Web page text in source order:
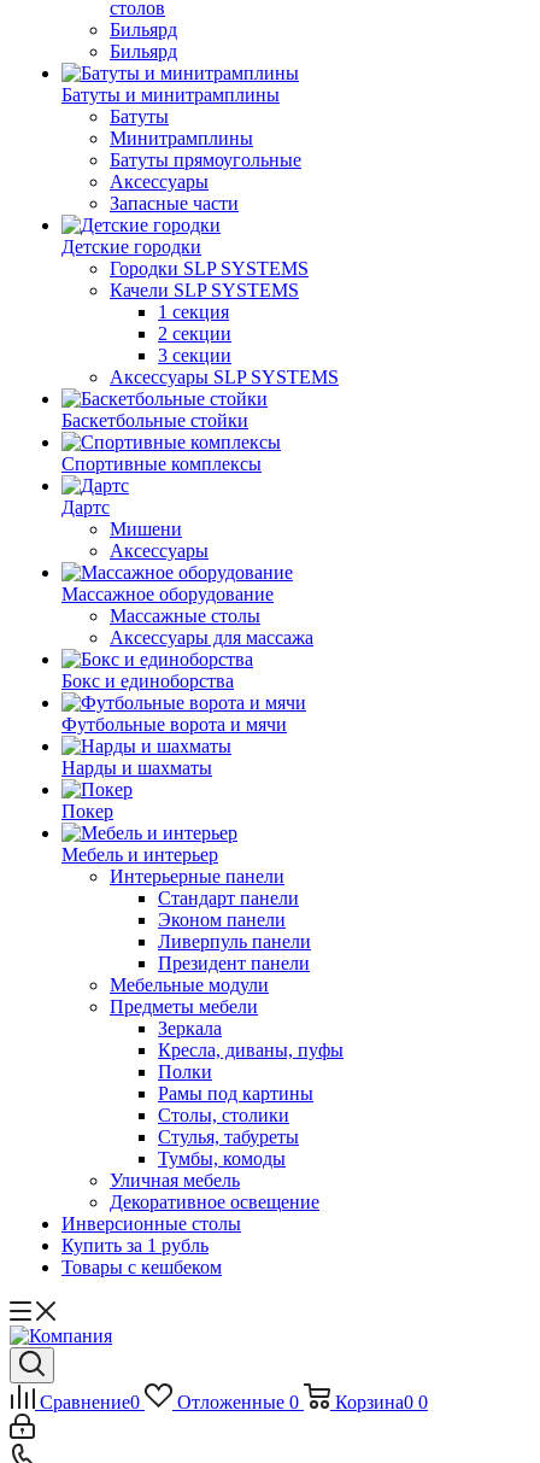
столов
Бильяpд
Бильяpд
Батуты и минитрамплины
Батуты
Минитрамплины
Батуты прямоугольные
Аксессуары
Запасные части
Детские городки
Городки SLP SYSTEMS
Качели SLP SYSTEMS
1 секция
2 секции
3 секции
Аксессуары SLP SYSTEMS
Баскетбольные стойки
Спортивные комплексы
Дартс
Мишени
Аксессуары
Массажное оборудование
Массажные столы
Аксессуары для массажа
Бокс и единоборства
Футбольные ворота и мячи
Нарды и шахматы
Покер
Мебель и интерьер
Интерьерные панели
Стандарт панели
Эконом панели
Ливерпуль панели
Президент панели
Мебельные модули
Предметы мебели
Зеркала
Кресла, диваны, пуфы
Полки
Рамы под картины
Столы, столики
Стулья, табуреты
Тумбы, комоды
Уличная мебель
Декоративное освещение
Инверсионные столы
Купить за 1 рубль
Товары с кешбеком
Сравнение0 Отложенные 0 Корзина0 0